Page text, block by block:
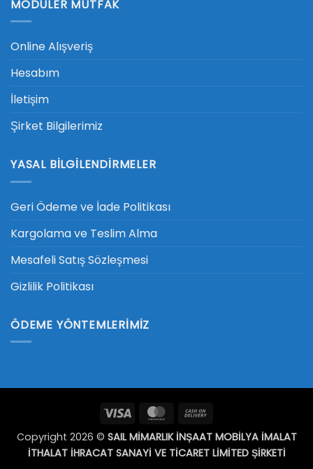
MODÜLER MUTFAK
Online Alışveriş
Hesabım
İletişim
Şirket Bilgilerimiz
YASAL BILGILENDIRMELER
Geri Ödeme ve İade Politikası
Kargolama ve Teslim Alma
Mesafeli Satış Sözleşmesi
Gizlilik Politikası
ÖDEME YÖNTEMLERIMIZ
Visa MasterCard
Delivery
Copyright 2026 © SAIL MİMARLIK İNŞAAT MOBİLYA İMALAT
İTHALAT İHRACAT SANAYİ VE TİCARET LİMİTED ŞİRKETİ